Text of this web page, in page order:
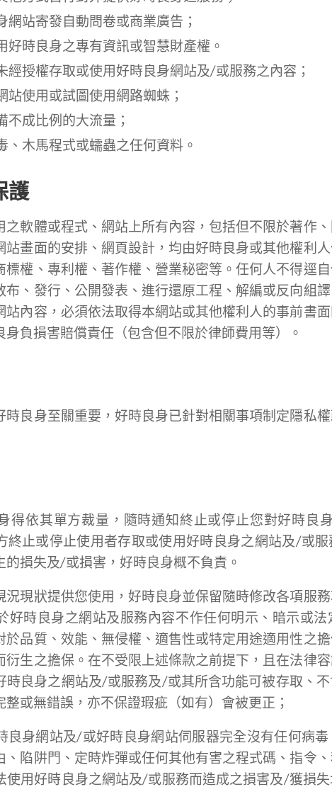
網站寄發自動問卷或商業廣告；
好時良身之專有資訊或智慧財產權。
經授權存取或使用好時良身網站及/或服務之內容；
站使用或試圖使用網路蜘蛛；
不成比例的大流量；
、木馬程式或蠕蟲之任何資料。
護
之軟體或程式、網站上所有內容，包括但不限於著作、
站畫面的安排、網頁設計，均由好時良身或其他權利
標權、專利權、著作權、營業秘密等。任何人不得逕自
布、發行、公開發表、進行還原工程、解編或反向組
站內容，必須依法取得本網站或其他權利人的事前書
負損害賠償責任（包含但不限於律師費用等）。
良身至關重要，好時良身已針對相關事項制定隱私權
得依其單方裁量，隨時通知終止或停止您對好時良
終止或停止使用者存取或使用好時良身之網站及/或
的損失及/或損害，好時良身概不負責。
況現狀提供您使用，好時良身並保留隨時修改各項服
好時良身之網站及服務內容不作任何明示、暗示或
於品質、效能、無侵權、適售性或特定用途適用性之
衍生之擔保。在不受限上述條款之前提下，且在法律
時良身之網站及/或服務及/或其所含功能可被存取、不
或無錯誤，亦不保證瑕疵（如有）會被更正；
良身網站及/或好時良身網站伺服器完全沒有任何病
、陷阱門、定時炸彈或任何其他有害之程式碼、指令
使用好時良身之網站及/或服務而造成之損害及/獲損